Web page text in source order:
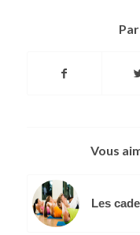
Vous
Les